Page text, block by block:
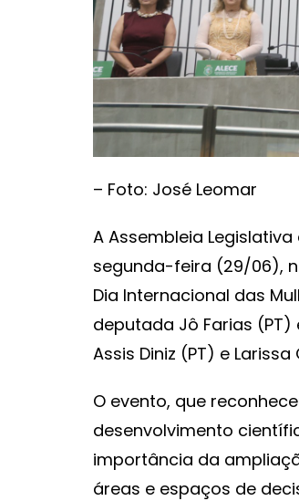
– Foto: José Leomar
A Assembleia
segunda-feira (29/06),
Dia Internacional das
deputada Jô Farias
Assis Diniz (PT) e
O evento, que
desenvolvimento
importância da
áreas e espaços de